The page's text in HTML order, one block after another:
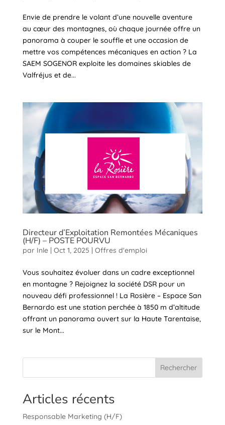
Envie de prendre le volant d’une nouvelle aventure
au cœur des montagnes, où chaque journée offre un
panorama à couper le souffle et une occasion de
mettre vos compétences mécaniques en action ? La
SAEM SOGENOR exploite les domaines skiables de
Valfréjus et de...
Directeur d’Exploitation Remontées Mécaniques
(H/F) – POSTE POURVU
par Inle| Oct 1, 2025 | Offres d'emploi
Vous souhaitez évoluer dans un cadre exceptionnel
en montagne ? Rejoignez la société DSR pour un
nouveau défi professionnel ! La Rosière – Espace San
Bernardo est une station perchée à 1850 m d’altitude
offrant un panorama ouvert sur la Haute Tarentaise,
sur le Mont...
Rechercher
Articles récents
Responsable Marketing (H/F)